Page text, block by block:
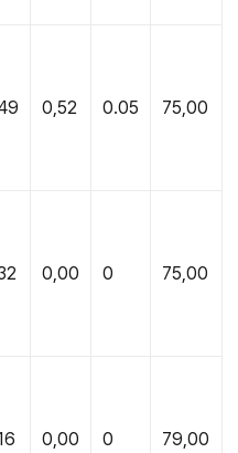
0,52 0.05 75,00
0,00 0 75,00
0,00 0 79,00